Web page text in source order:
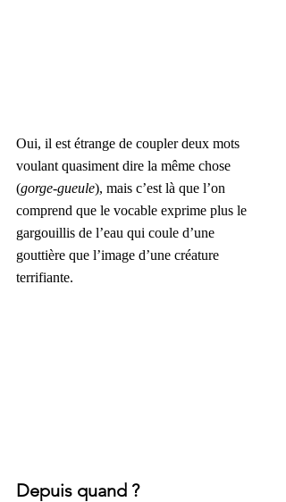
Oui, il est étrange de coupler deux mots
voulant quasiment dire la même chose
(gorge-gueule), mais c’est là que l’on
comprend que le vocable exprime plus le
gargouillis de l’eau qui coule d’une
gouttière que l’image d’une créature
terrifiante.
Depuis quand ?